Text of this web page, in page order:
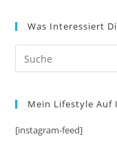
Was Interessiert
Mein Lifestyle Auf
[instagram-feed]